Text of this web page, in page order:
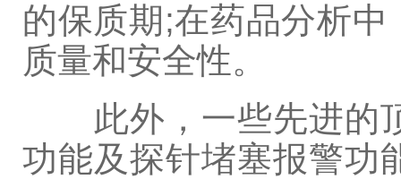
的保质期;在药品分析
质量和安全性。
此外，一些先进的顶
功能及探针堵塞报警功